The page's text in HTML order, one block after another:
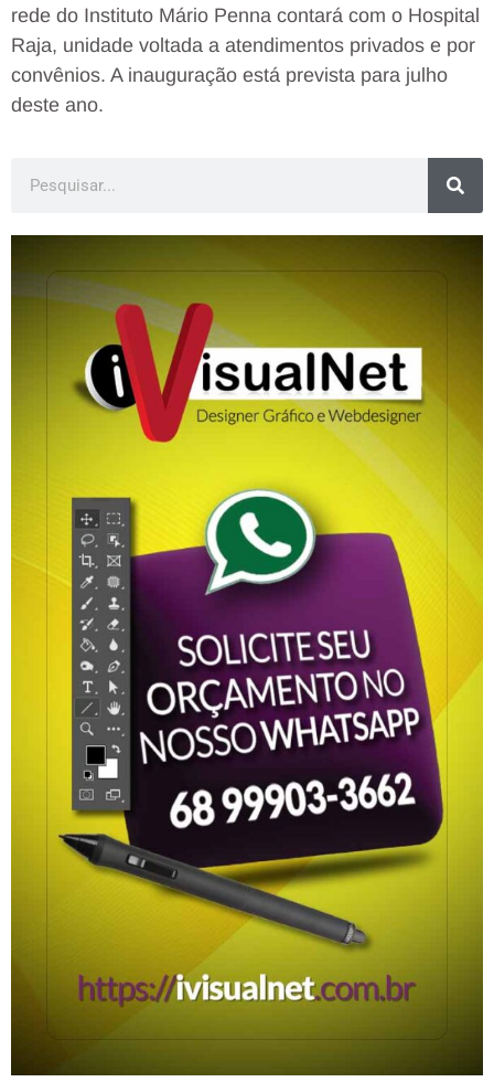
rede do Instituto Mário Penna contará com o Hospital
Raja, unidade voltada a atendimentos privados e por
convênios. A inauguração está prevista para julho
deste ano.